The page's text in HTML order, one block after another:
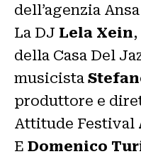
dell’agenzia Ansa
La DJ Lela Xein
della Casa Del
musicista
produttore e
Attitude Festival
E Domenico